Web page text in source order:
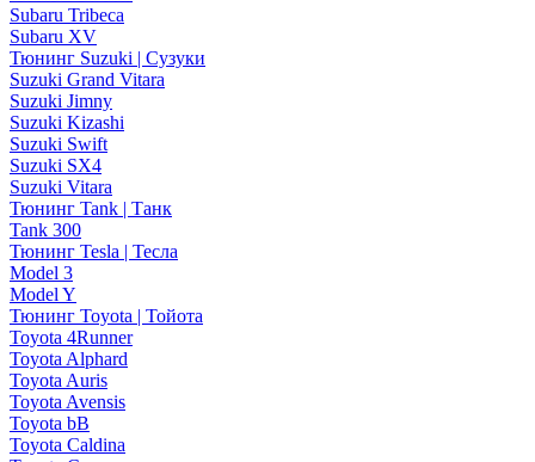
Subaru Tribeca
Subaru XV
Тюнинг Suzuki | Сузуки
Suzuki Grand Vitara
Suzuki Jimny
Suzuki Kizashi
Suzuki Swift
Suzuki SX4
Suzuki Vitara
Тюнинг Tank | Танк
Tank 300
Тюнинг Tesla | Тесла
Model 3
Model Y
Тюнинг Toyota | Тойота
Toyota 4Runner
Toyota Alphard
Toyota Auris
Toyota Avensis
Toyota bB
Toyota Caldina